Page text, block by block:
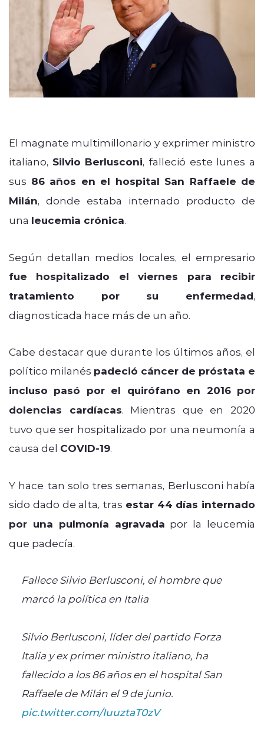
El magnate multimillonario y exprimer ministro
italiano, Silvio Berlusconi, falleció este lunes a
sus 86 años en el hospital San Raffaele de
Milán, donde estaba internado producto de
una leucemia crónica.
Según detallan medios locales, el empresario
fue hospitalizado el viernes para recibir
tratamiento por su enfermedad,
diagnosticada hace más de un año.
Cabe destacar que durante los últimos años, el
político milanés padeció cáncer de próstata e
incluso pasó por el quirófano en 2016 por
dolencias cardíacas. Mientras que en 2020
tuvo que ser hospitalizado por una neumonía a
causa del COVID-19.
Y hace tan solo tres semanas, Berlusconi había
sido dado de alta, tras estar 44 días internado
por una pulmonía agravada por la leucemia
que padecía.
Fallece Silvio Berlusconi, el hombre que
marcó la política en Italia
Silvio Berlusconi, líder del partido Forza
Italia y ex primer ministro italiano, ha
fallecido a los 86 años en el hospital San
Raffaele de Milán el 9 de junio.
pic.twitter.com/IuuztaT0zV